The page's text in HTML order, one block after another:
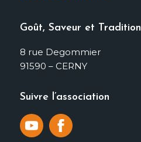
Goût, Saveur et Tradition
8 rue Degommier
91590 – CERNY
Suivre l’association